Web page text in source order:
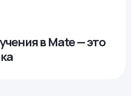
в Mate — это